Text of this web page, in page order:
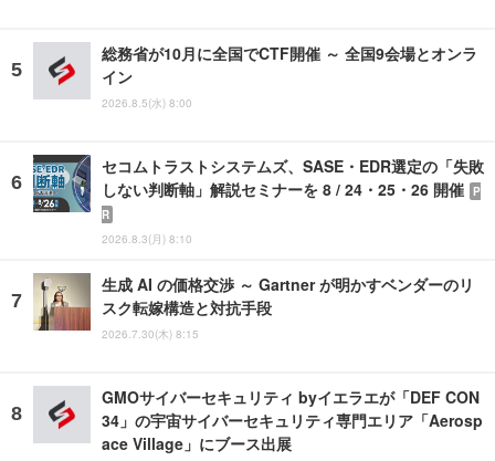
総務省が10月に全国でCTF開催 ～ 全国9会場とオンラ
イン
2026.8.5(水) 8:00
セコムトラストシステムズ、SASE・EDR選定の「失敗
しない判断軸」解説セミナーを 8 / 24・25・26 開催 P
R
2026.8.3(月) 8:10
生成 AI の価格交渉 ～ Gartner が明かすベンダーのリ
スク転嫁構造と対抗手段
2026.7.30(木) 8:15
GMOサイバーセキュリティ byイエラエが「DEF CON
34」の宇宙サイバーセキュリティ専門エリア「Aerosp
ace Village」にブース出展